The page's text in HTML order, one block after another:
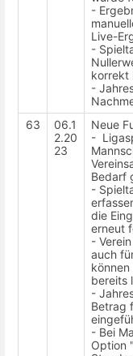
-
Live-
-
korrekt
-
63
06.1
2.20
23
Neue
-
Bedarf
-
die
erneut
-
auch
bereits
-
Betrag
- Bei
Option